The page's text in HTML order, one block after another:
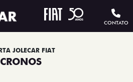
CONTATO
JOLECAR FIAT
CRONOS